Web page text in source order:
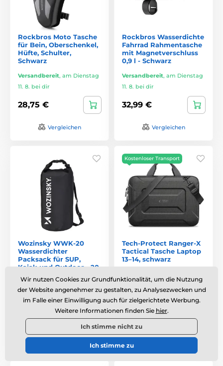
Rockbros Moto Tasche
für Bein, Oberschenkel,
Hüfte, Schulter,
Schwarz
Versandbereit, am Dienstag
11. 8. bei dir
28,75 €
Vergleichen
Rockbros Wasserdichte
Fahrrad Rahmentasche
mit Magnetverschluss
0,9 l - Schwarz
Versandbereit, am Dienstag
11. 8. bei dir
32,99 €
Vergleichen
Wozinsky WWK-20
Wasserdichter
Packsack für SUP,
Kajak und Outdoor - 20
Versandbereit,am Dienstag
11. 8. bei dir
10,99 €
Kostenloser Transport
Tech-Protect Ranger-X
Tactical Tasche Laptop
13–14, schwarz
Versandbereit,am Dienstag
11. 8. bei dir
36,93 €
Wir nutzen Cookies zur Grundfunktionalität, um die Nutzung
der Website angenehmer zu gestalten, zu Analysezwecken und
im Falle einer Einwilligung auch für zielgerichtete Werbung.
Weitere Informationen finden Sie hier.
Ich stimme nicht zu
Ich stimme zu